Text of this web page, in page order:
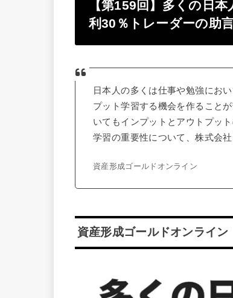
【第159回】多くの日
利30％トレーダーの助言
日本人の多くは仕事や勉強にお
プット学習する機会を作ること
いてもインプットとアウトプッ
学習の重要性について、株式会
資産形成ゴールドオンライン
資産形成ゴールドオンライン